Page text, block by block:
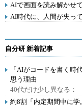
AIで画面を読み解かせ
AI時代に、人間が失っ
自分研 新着記事
「AIがコードを書く
思う理由
40代だけ少し異なる：
約8割「内定期間中に